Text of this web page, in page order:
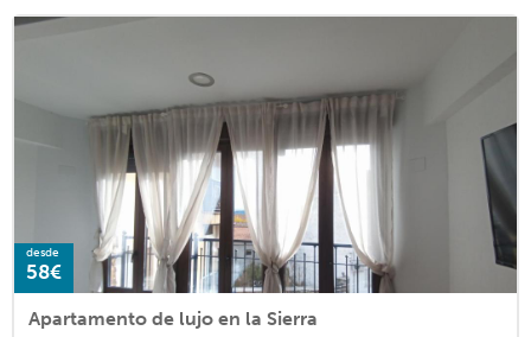
desde
58€
Apartamento de lujo en la Sierra